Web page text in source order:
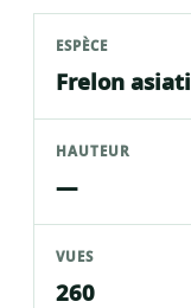
ESPÈCE
Frelon
HAUTEUR
—
VUES
260